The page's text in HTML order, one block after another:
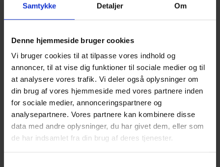
Samtykke Detaljer Om
Denne hjemmeside bruger cookies
Vi bruger cookies til at tilpasse vores indhold og
annoncer, til at vise dig funktioner til sociale medier og til
at analysere vores trafik. Vi deler også oplysninger om
din brug af vores hjemmeside med vores partnere inden
for sociale medier, annonceringspartnere og
analysepartnere. Vores partnere kan kombinere disse
data med andre oplysninger, du har givet dem, eller som
de har indsamlet fra din brug af deres tjenester.
Årsberetning 2018